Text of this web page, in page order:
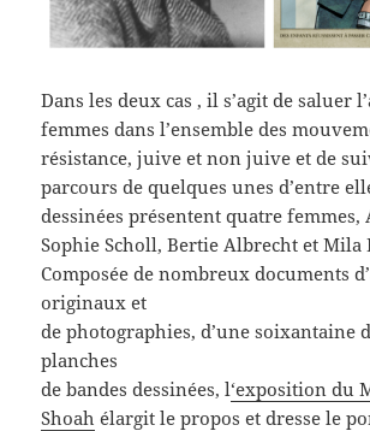
Dans les deux cas , il s’agit de saluer
femmes dans l’ensemble des
résistance, juive et non juive et de
parcours de quelques unes d’entre
dessinées présentent quatre femmes,
Sophie Scholl, Bertie Albrecht et Mila
Composée de nombreux documents
originaux et
de photographies, d’une soixantaine
planches
de bandes dessinées, l‘exposition du
Shoah élargit le propos et dresse le